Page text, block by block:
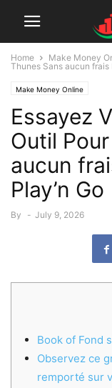
Home Make Money
Thunes Sans aucun frais
Make Money Online
Essayez
Outil
aucun
Play’n Go
By - July 9, 2026
Book of Fond
Observez ce
remporté sur